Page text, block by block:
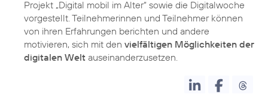
Projekt „Digital mobil im Alter“ sowie die Digitalwoche
vorgestellt. Teilnehmerinnen und Teilnehmer können
von ihren Erfahrungen berichten und andere
motivieren, sich mit den vielfältigen Möglichkeiten der
digitalen Welt auseinanderzusetzen.